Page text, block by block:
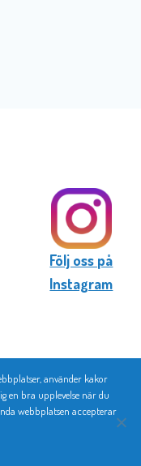
Följ oss på
Instagram
använder kakor
en bra upplevelse när du
webbplatsen accepterar